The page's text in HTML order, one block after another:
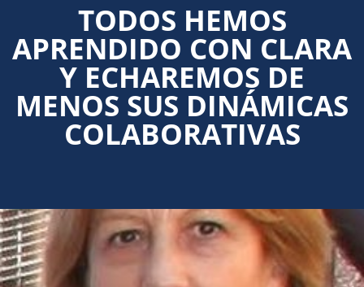
TODOS HEMOS
APRENDIDO CON CLARA
Y ECHAREMOS DE
MENOS SUS DINÁMICAS
COLABORATIVAS